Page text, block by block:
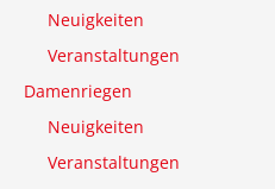
Neuigkeiten
Veranstaltungen
Damenriegen
Neuigkeiten
Veranstaltungen